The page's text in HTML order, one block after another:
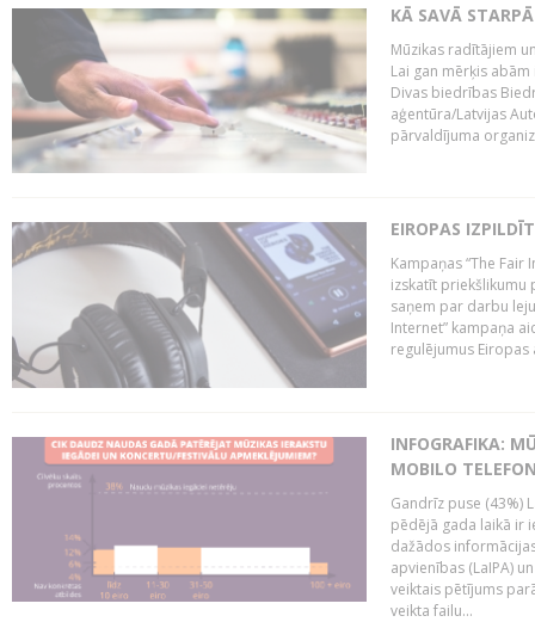
KĀ SAVĀ
Mūzikas radītājiem
Lai gan mērķis
Divas biedrības
aģentūra/Latvijas
pārvaldījuma
EIROPAS
Kampaņas “The
izskatīt priekšlikumu
saņem par darbu
Internet” kampaņa
regulējumus
INFOGRAFIKA:
MOBILO
Gandrīz puse (43%)
pēdējā gada laikā ir
dažādos
apvienības (LaIPA)
veiktais pētījums
veikta failu...